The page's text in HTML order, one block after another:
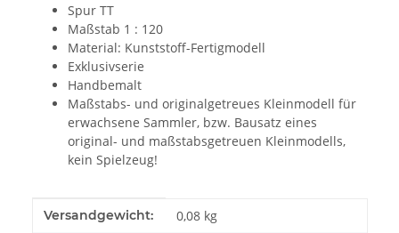
Spur TT
Maßstab 1 : 120
Material: Kunststoff-Fertigmodell
Exklusivserie
Handbemalt
Maßstabs- und originalgetreues Kleinmodell für
erwachsene Sammler, bzw. Bausatz eines
original- und maßstabsgetreuen Kleinmodells,
kein Spielzeug!
Produkteigenschaft
Wert
Versandgewicht: 0,08 kg